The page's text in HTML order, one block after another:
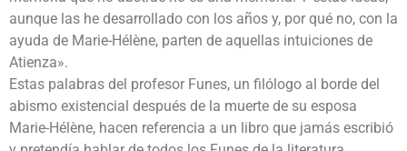
aunque las he desarrollado con los años y, por qué no, con la
ayuda de Marie-Hélène, parten de aquellas intuiciones de
Atienza».
Estas palabras del profesor Funes, un filólogo al borde del
abismo existencial después de la muerte de su esposa
Marie-Hélène, hacen referencia a un libro que jamás escribió